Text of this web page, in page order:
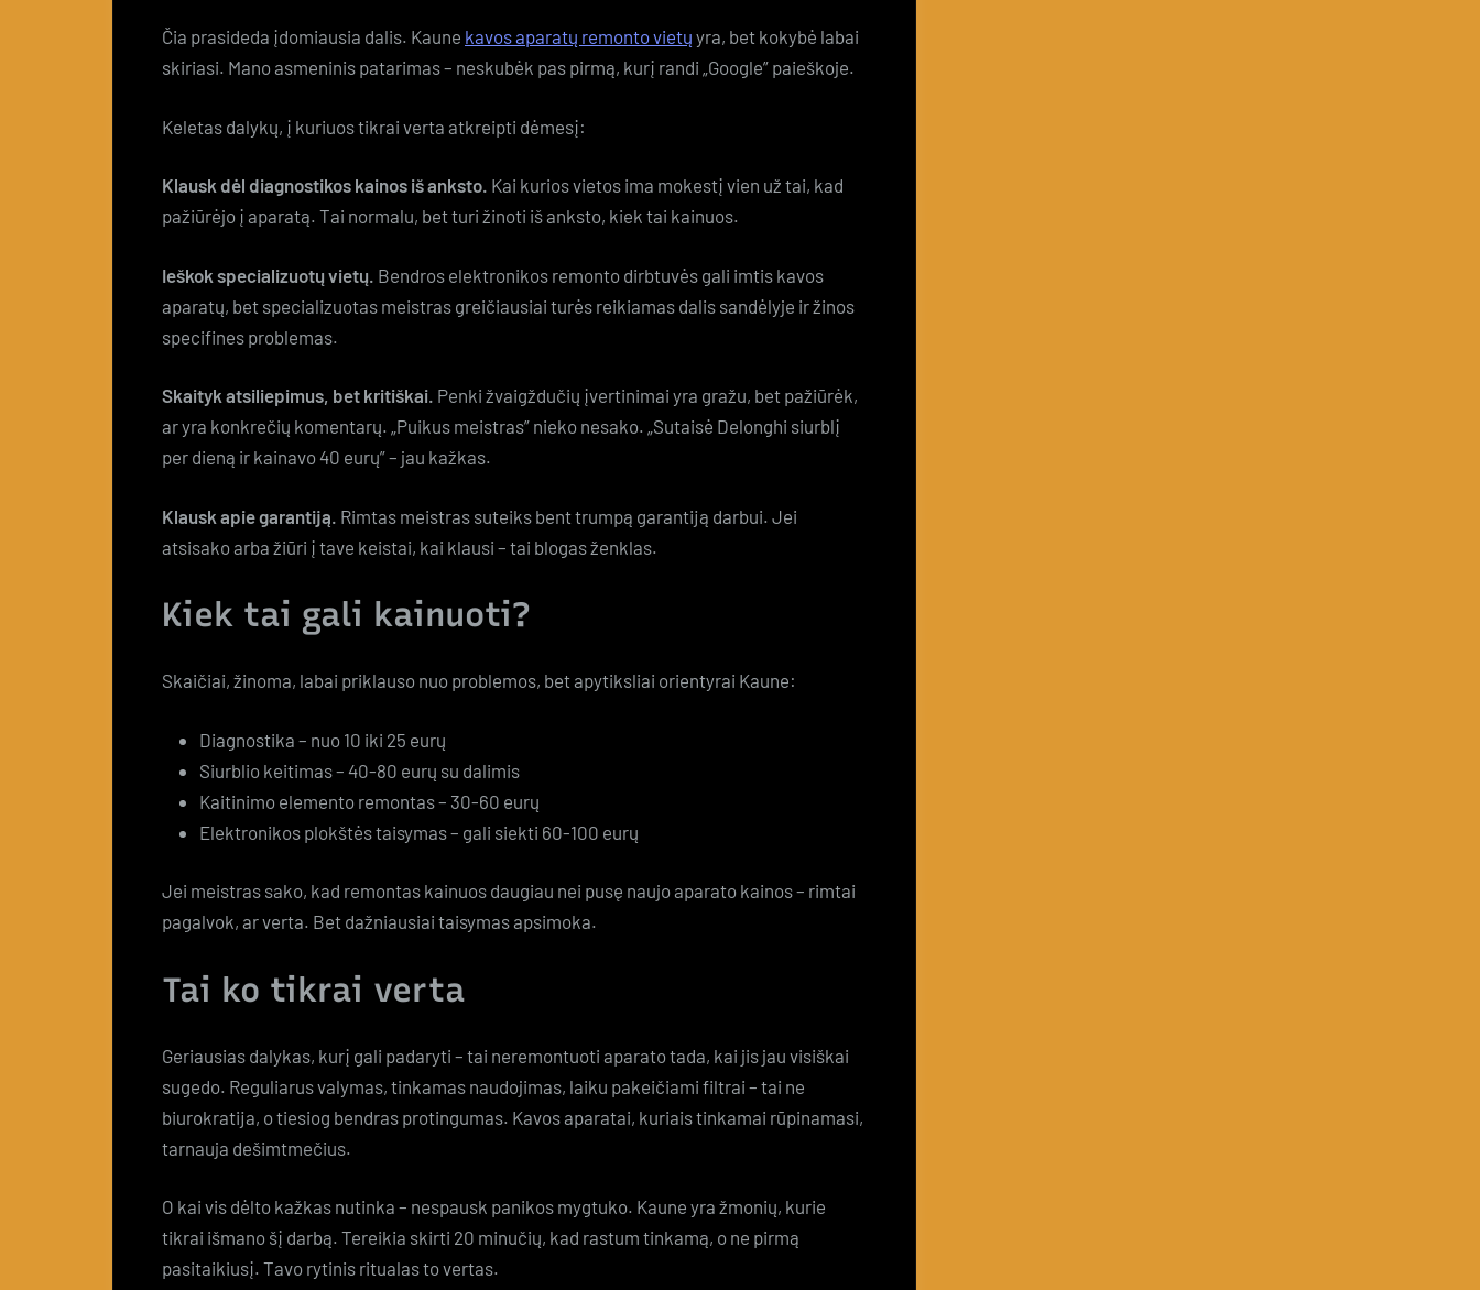
Čia prasideda įdomiausia dalis. Kaune kavos aparatų remonto vietų yra, bet kokybė labai
skiriasi. Mano asmeninis patarimas – neskubėk pas pirmą, kurį randi „Google” paieškoje.
Keletas dalykų, į kuriuos tikrai verta atkreipti dėmesį:
Klausk dėl diagnostikos kainos iš anksto. Kai kurios vietos ima mokestį vien už tai, kad
pažiūrėjo į aparatą. Tai normalu, bet turi žinoti iš anksto, kiek tai kainuos.
Ieškok specializuotų vietų. Bendros elektronikos remonto dirbtuvės gali imtis kavos
aparatų, bet specializuotas meistras greičiausiai turės reikiamas dalis sandėlyje ir žinos
specifines problemas.
Skaityk atsiliepimus, bet kritiškai. Penki žvaigždučių įvertinimai yra gražu, bet pažiūrėk,
ar yra konkrečių komentarų. „Puikus meistras” nieko nesako. „Sutaisė Delonghi siurblį
per dieną ir kainavo 40 eurų” – jau kažkas.
Klausk apie garantiją. Rimtas meistras suteiks bent trumpą garantiją darbui. Jei
atsisako arba žiūri į tave keistai, kai klausi – tai blogas ženklas.
Kiek tai gali kainuoti?
Skaičiai, žinoma, labai priklauso nuo problemos, bet apytiksliai orientyrai Kaune:
Diagnostika – nuo 10 iki 25 eurų
Siurblio keitimas – 40-80 eurų su dalimis
Kaitinimo elemento remontas – 30-60 eurų
Elektronikos plokštės taisymas – gali siekti 60-100 eurų
Jei meistras sako, kad remontas kainuos daugiau nei pusę naujo aparato kainos – rimtai
pagalvok, ar verta. Bet dažniausiai taisymas apsimoka.
Tai ko tikrai verta
Geriausias dalykas, kurį gali padaryti – tai neremontuoti aparato tada, kai jis jau visiškai
sugedo. Reguliarus valymas, tinkamas naudojimas, laiku pakeičiami filtrai – tai ne
biurokratija, o tiesiog bendras protingumas. Kavos aparatai, kuriais tinkamai rūpinamasi,
tarnauja dešimtmečius.
O kai vis dėlto kažkas nutinka – nespausk panikos mygtuko. Kaune yra žmonių, kurie
tikrai išmano šį darbą. Tereikia skirti 20 minučių, kad rastum tinkamą, o ne pirmą
pasitaikiusį. Tavo rytinis ritualas to vertas.